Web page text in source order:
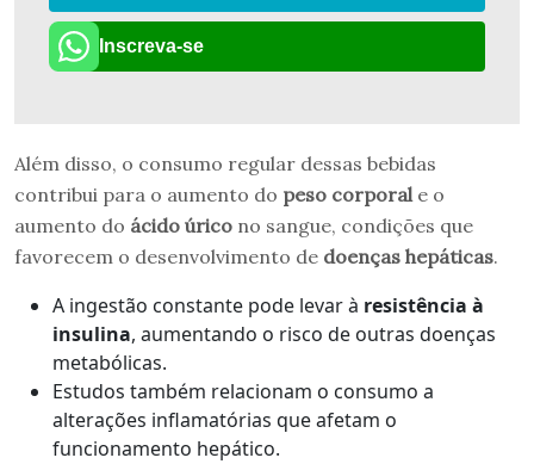
Inscreva-se
Além disso, o consumo regular dessas bebidas
contribui para o aumento do peso corporale o
aumento do ácido úrico no sangue, condições que
favorecem o desenvolvimento de doenças hepáticas.
A ingestão constante pode levar à resistência à
insulina, aumentando o risco de outras doenças
metabólicas.
Estudos também relacionam o consumo a
alterações inflamatórias que afetam o
funcionamento hepático.